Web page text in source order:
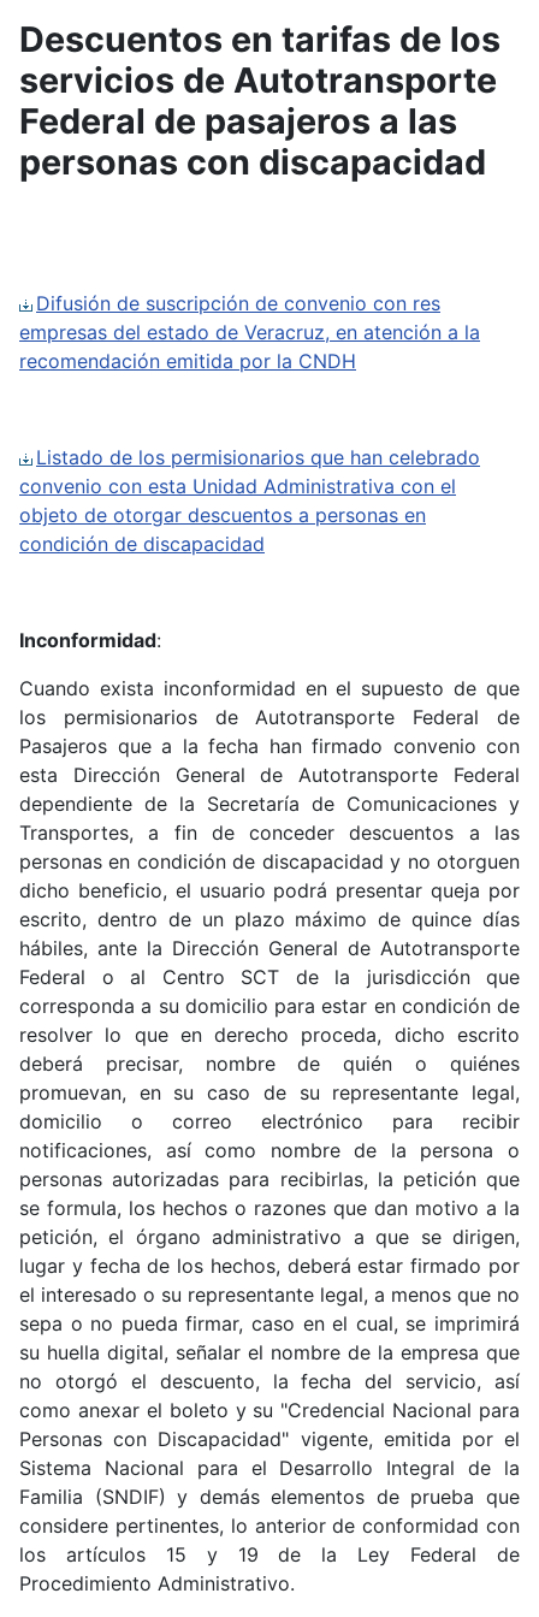
Descuentos en tarifas de los
servicios de Autotransporte
Federal de pasajeros a las
personas con discapacidad
Difusión de suscripción de convenio con res
empresas del estado de Veracruz, en atención a la
recomendación emitida por la CNDH
Listado de los permisionarios que han celebrado
convenio con esta Unidad Administrativa con el
objeto de otorgar descuentos a personas en
condición de discapacidad
Inconformidad:
Cuando exista inconformidad en el supuesto de que
los permisionarios de Autotransporte Federal de
Pasajeros que a la fecha han firmado convenio con
esta Dirección General de Autotransporte Federal
dependiente de la Secretaría de Comunicaciones y
Transportes, a fin de conceder descuentos a las
personas en condición de discapacidad y no otorguen
dicho beneficio, el usuario podrá presentar queja por
escrito, dentro de un plazo máximo de quince días
hábiles, ante la Dirección General de Autotransporte
Federal o al Centro SCT de la jurisdicción que
corresponda a su domicilio para estar en condición de
resolver lo que en derecho proceda, dicho escrito
deberá precisar, nombre de quién o quiénes
promuevan, en su caso de su representante legal,
domicilio o correo electrónico para recibir
notificaciones, así como nombre de la persona o
personas autorizadas para recibirlas, la petición que
se formula, los hechos o razones que dan motivo a la
petición, el órgano administrativo a que se dirigen,
lugar y fecha de los hechos, deberá estar firmado por
el interesado o su representante legal, a menos que no
sepa o no pueda firmar, caso en el cual, se imprimirá
su huella digital, señalar el nombre de la empresa que
no otorgó el descuento, la fecha del servicio, así
como anexar el boleto y su "Credencial Nacional para
Personas con Discapacidad" vigente, emitida por el
Sistema Nacional para el Desarrollo Integral de la
Familia (SNDIF) y demás elementos de prueba que
considere pertinentes, lo anterior de conformidad con
los artículos 15 y 19 de la Ley Federal de
Procedimiento Administrativo.